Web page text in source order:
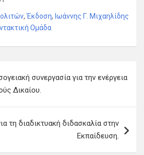
,Έκδοση, Ιωάννης Γ. Μιχαηλίδης
Ομάδα
συνεργασία για την ενέργεια
Δικαίου.
τη διαδικτυακή διδασκαλία στην
Εκπαίδευση.